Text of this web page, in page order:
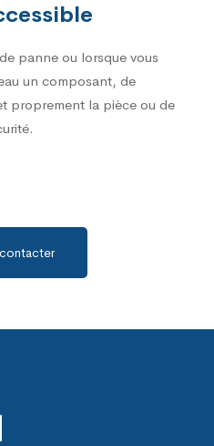
panne ou lorsque vous
un composant, de
proprement la pièce ou de